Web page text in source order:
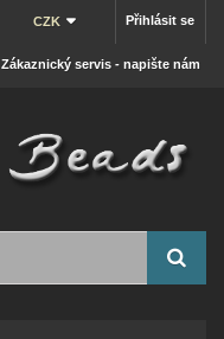
Přihlásit se
CZK
Zákaznický servis - napište nám